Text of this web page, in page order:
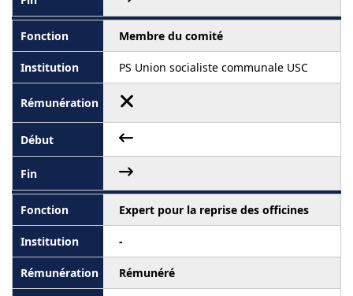
Membre du comité
PS Union socialiste communale USC
Expert pour la reprise des officines
-
Rémunéré